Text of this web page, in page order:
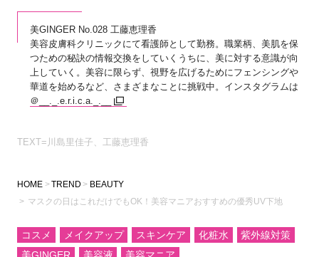
美GINGER No.028 工藤恵理香
美容皮膚科クリニックにて看護師として勤務。職業柄、美肌を保
つための秘訣の情報交換をしていくうちに、美に対する意識が向
上していく。美容に限らず、視野を広げるためにフェンシングや
華道を始めるなど、さまざまなことに挑戦中。インスタグラムは
＠__._.e.r.i.c.a._.__
TEXT=川島里佳子、工藤恵理香
HOME TREND
BEAUTY
マスクの日はこれだけでもOK！美容マニアおすすめの優秀UV下地
コスメ メイクアップ スキンケア 化粧水
紫外線対策
美GINGER
美容液 美容マニア